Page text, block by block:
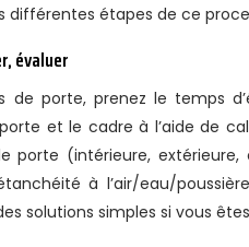
différentes étapes de ce
évaluer
porte, prenez le temps
et le cadre à l’aide de
porte (intérieure,
à l’air/eau/
solutions simples si vous